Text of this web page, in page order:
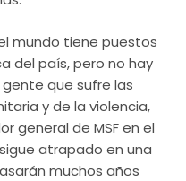
mundo tiene puestos
del país, pero no hay
que sufre las
y de la violencia,
general de MSF en el
sigue atrapado en una
muchos años